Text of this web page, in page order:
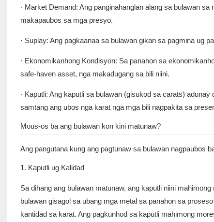
· Market Demand: Ang panginahanglan alang sa bulawan
makapaubos sa mga presyo.
· Suplay: Ang pagkaanaa sa bulawan gikan sa pagmina ug
· Ekonomikanhong Kondisyon: Sa panahon sa
safe-haven asset, nga makadugang sa bili niini.
· Kaputli: Ang kaputli sa bulawan (gisukod sa carats)
samtang ang ubos nga karat nga mga bili nagpakita sa
Mous-os ba ang bulawan kon kini matunaw?
Ang pangutana kung ang pagtunaw sa bulawan nagpaubos
1. Kaputli ug Kalidad
Sa dihang ang bulawan matunaw, ang kaputli niini
bulawan gisagol sa ubang mga metal sa panahon sa
kantidad sa karat. Ang pagkunhod sa kaputli mahimong